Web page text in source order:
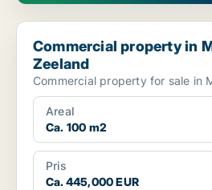
Commercial property in Middelburg,
Commercial property in
Zeeland
Commercial property for sale in
Areal
Ca. 100 m2
Pris
Ca. 445,000 EUR